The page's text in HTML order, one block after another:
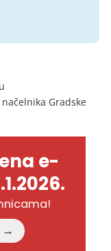
Gradske
e-
Pročitajte više →